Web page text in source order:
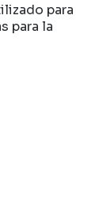
para
para la